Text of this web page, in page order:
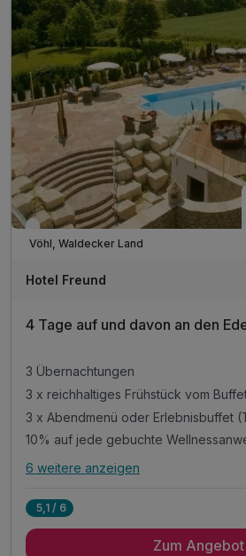
inkl. Aktiv- und
inkl. Eintritt in Wellnessbereich,
inkl. kuscheligen Leihbademantel
inkl. Nutzung Mountainbikes &Nordic
inkl. W-Lan
inkl. Parkplatz
WAR
202
Verfügbar bis Dezember
Vöhl, Waldecker Land
Hotel Freund
4 Tage auf und davon an den
3 Übernachtungen
3 x reichhaltiges Frühstück vom
3 x Abendmenü oder Erlebnisbuffet
10% auf jede gebuchte
Alle Inklusivleistungen
3 x reichhaltiges Frühstück vom Buffet
6 weitere anzeigen
5,1 / 6
Zum Angebot